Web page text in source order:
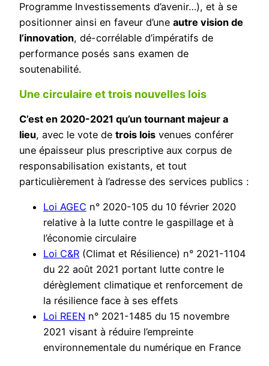
Programme Investissements d’avenir…), et à se
positionner ainsi en faveur d’une autre vision de
l’innovation, dé-corrélable d’impératifs de
performance posés sans examen de
soutenabilité.
Une circulaire et trois nouvelles lois
C’est en 2020-2021 qu’un tournant majeur a
lieu, avec le vote de trois lois venues conférer
une épaisseur plus prescriptive aux corpus de
responsabilisation existants, et tout
particulièrement à l’adresse des services publics :
Loi AGEC n° 2020-105 du 10 février 2020
relative à la lutte contre le gaspillage et à
l’économie circulaire
Loi C&R (Climat et Résilience) n° 2021-1104
du 22 août 2021 portant lutte contre le
dérèglement climatique et renforcement de
la résilience face à ses effets
Loi REEN n° 2021-1485 du 15 novembre
2021 visant à réduire l’empreinte
environnementale du numérique en France